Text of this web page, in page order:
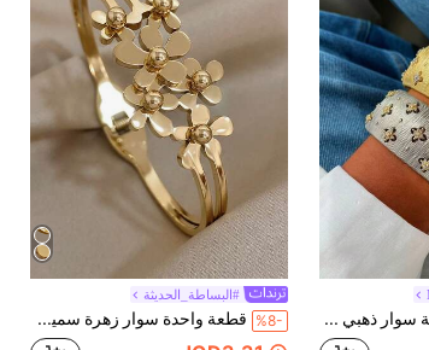
1 قطعة/مجموعة سوار ذهبي وفضي بأسلوب أوروبي فاخر بملمس ذهب 18K مصقول & مجموعة خاتم زهرة مرصع بالراينستون، مجوهرات بتصميم فريد
#البساطة_الحديثة
%8- قطعة واحدة سوار زهرة سميكة للنساء سوار ذهبي من الفولاذ المقاوم للصدأ سوار الحفلات والعطلات والموسم والمهرجان هدايا عيد الأم